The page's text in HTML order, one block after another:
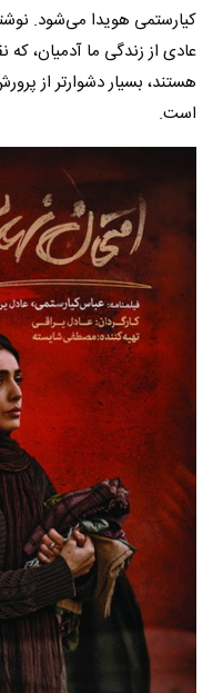
کیارستمی هویدا می‌شود.
عادی از زندگی ما آدمیان،
هستند، بسیار دشوارتر از
است.